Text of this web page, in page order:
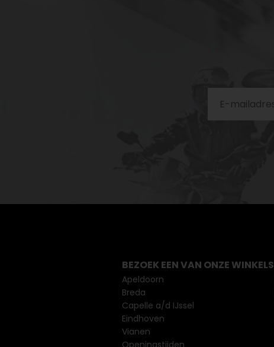
BEZOEK EEN VAN ONZE WINKELS
Apeldoorn
Breda
Capelle a/d IJssel
Eindhoven
Vianen
Openingstijden